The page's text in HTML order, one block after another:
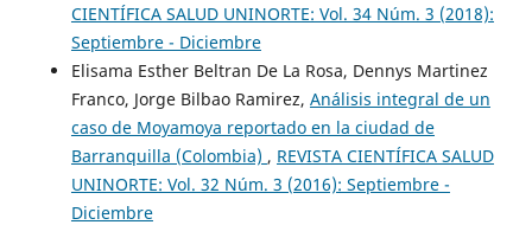
CIENTÍFICA SALUD UNINORTE: Vol. 34 Núm. 3 (2018):
Septiembre - Diciembre
Elisama Esther Beltran De La Rosa, Dennys Martinez
Franco, Jorge Bilbao Ramirez, Análisis integral de un
caso de Moyamoya reportado en la ciudad de
Barranquilla (Colombia) , REVISTA CIENTÍFICA SALUD
UNINORTE: Vol. 32 Núm. 3 (2016): Septiembre -
Diciembre